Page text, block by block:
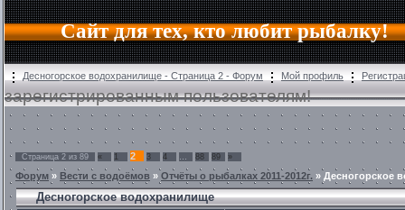
Сайт для тех, кто любит рыбалку!
Десногорское водохранилище - Страница 2 - Форум Мой профиль
зарегистрированным пользователям!
Страница 2 из 89 « 1 2 3 4 … 88 89 »
Форум » Вести с водоёмов » Отчёты о рыбалках 2011-2012г. » Десногорское
Десногорское водохранилище